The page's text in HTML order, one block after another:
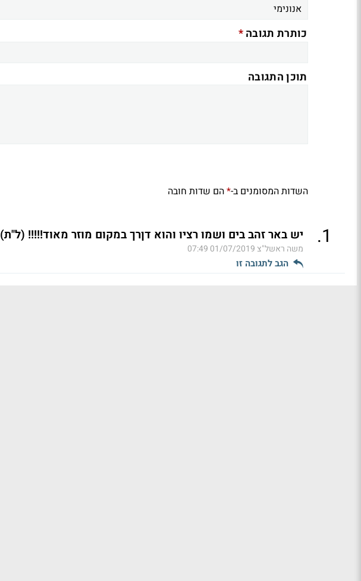
כותרת תגובה*
תוכן התגובה
השדות המסומנים ב-*הם שדות חובה
1
. יש באר זהב בים ושמו רציו והוא דןרך במקום מוזר מאוד!!!!! (ל"ת)
משה ראשל"צ 01/07/2019 07:49
הגב לתגובה זו